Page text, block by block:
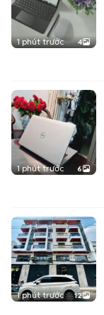
1 phút trước 4
1 phút trước 6
1 phút trước 12